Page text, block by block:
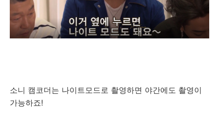
소니 캠코더는 나이트모드로 촬영하면 야간에도 촬영이
가능하죠!